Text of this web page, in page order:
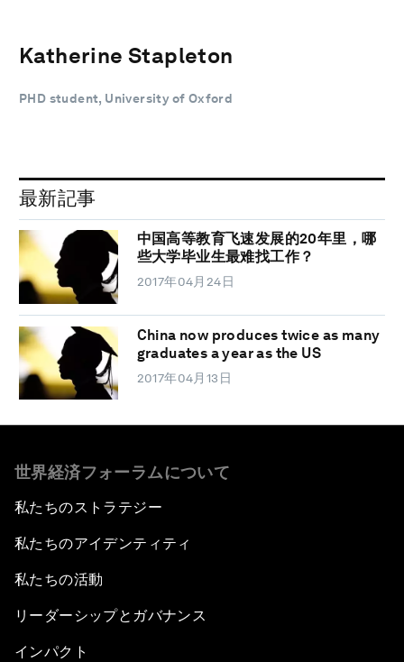
Katherine Stapleton
PHD student, University of Oxford
最新記事
中国高等教育飞速发展的20年里，哪
些大学毕业生最难找工作？
2017年04月24日
China now produces twice as many
graduates a year as the US
2017年04月13日
世界経済フォーラムについて
私たちのストラテジー
私たちのアイデンティティ
私たちの活動
リーダーシップとガバナンス
インパクト